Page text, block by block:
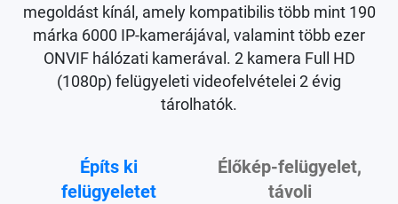
megoldást kínál, amely kompatibilis több mint 190
márka 6000 IP-kamerájával, valamint több ezer
ONVIF hálózati kamerával. 2 kamera Full HD
(1080p) felügyeleti videofelvételei 2 évig
tárolhatók.
Építs ki
felügyeletet
Élőkép-felügyelet,
távoli